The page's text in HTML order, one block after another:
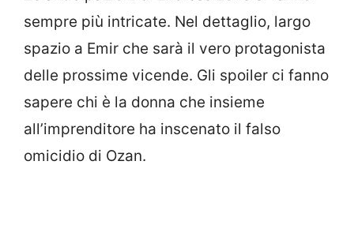
sempre più intricate. Nel dettaglio, largo
spazio a Emir che sarà il vero protagonista
delle prossime vicende. Gli spoiler ci fanno
sapere chi è la donna che insieme
all’imprenditore ha inscenato il falso
omicidio di Ozan.